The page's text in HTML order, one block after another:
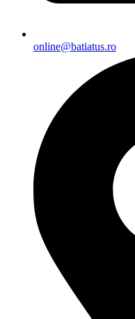
online@batiatus.ro